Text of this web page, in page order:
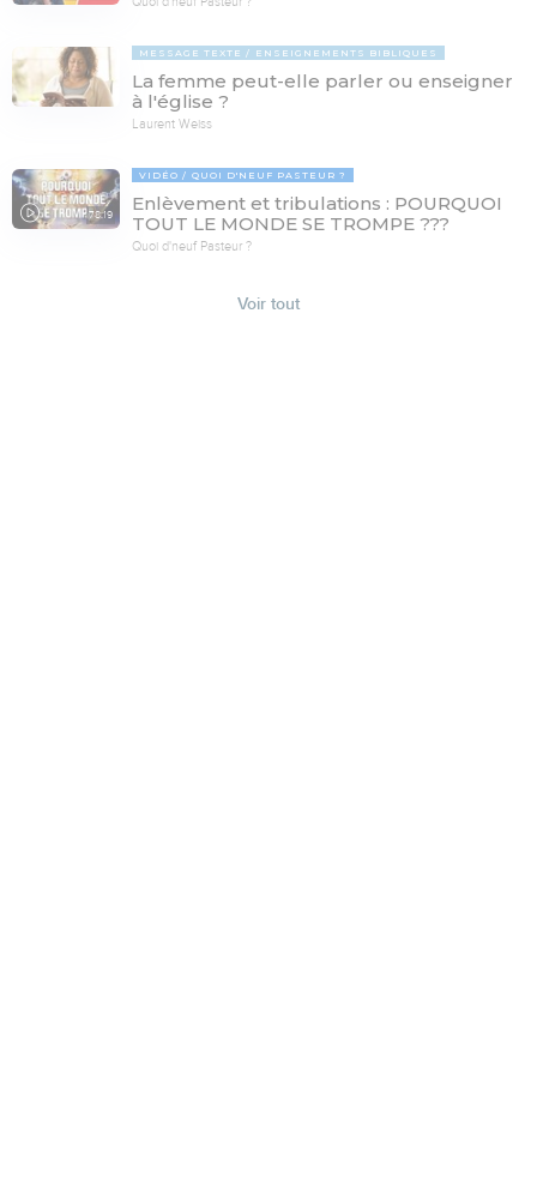
MESSAGE TEXTE ENSEIGNEMENTS BIBLIQUES
La femme peut-elle parler ou enseigner
à l'église ?
Laurent Weiss
78:19
VIDÉO QUOI D'NEUF PASTEUR ?
Enlèvement et tribulations : POURQUOI
TOUT LE MONDE SE TROMPE ???
Quoi d'neuf Pasteur ?
Voir tout